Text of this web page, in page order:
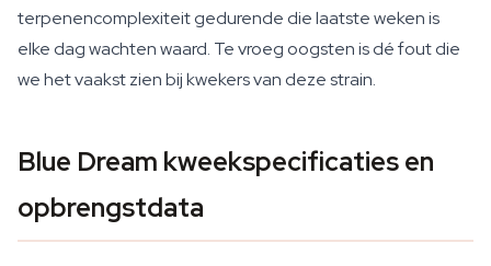
terpenencomplexiteit gedurende die laatste weken is
elke dag wachten waard. Te vroeg oogsten is dé fout die
we het vaakst zien bij kwekers van deze strain.
Blue Dream kweekspecificaties en
opbrengstdata